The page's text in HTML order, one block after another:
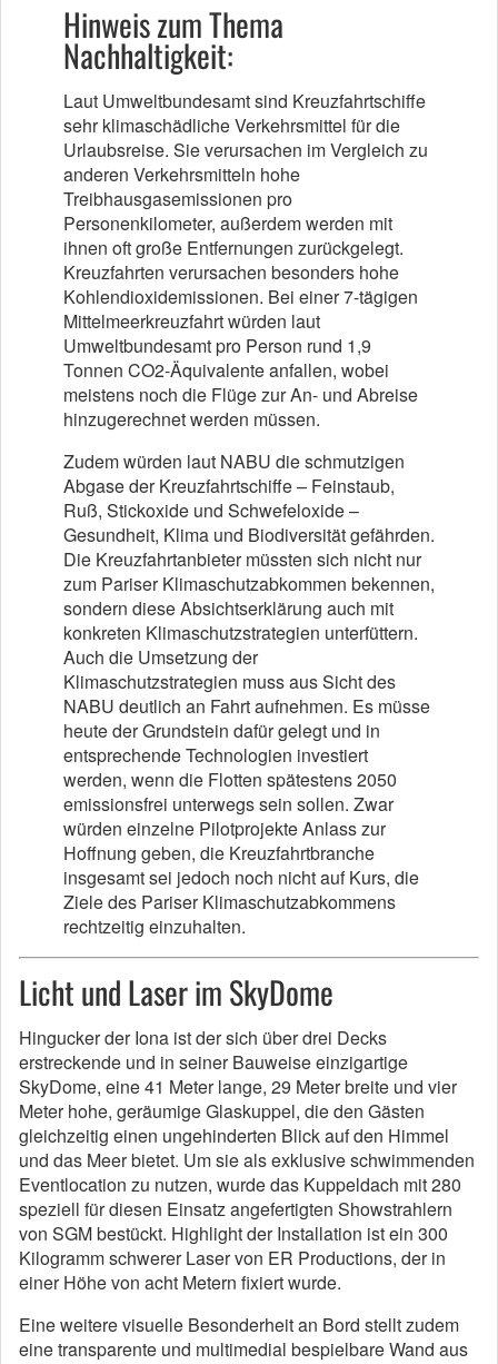
Hinweis zum Thema
Nachhaltigkeit:
Laut Umweltbundesamt sind Kreuzfahrtschiffe
sehr klimaschädliche Verkehrsmittel für die
Urlaubsreise. Sie verursachen im Vergleich zu
anderen Verkehrsmitteln hohe
Treibhausgasemissionen pro
⁠Personenkilometer⁠, außerdem werden mit
ihnen oft große Entfernungen zurückgelegt.
Kreuzfahrten verursachen besonders hohe
Kohlendioxidemissionen. Bei einer 7-tägigen
Mittelmeerkreuzfahrt würden laut
Umweltbundesamt pro Person rund 1,9
Tonnen CO2-Äquivalente anfallen, wobei
meistens noch die Flüge zur An- und Abreise
hinzugerechnet werden müssen.
Zudem würden laut NABU die schmutzigen
Abgase der Kreuzfahrtschiffe – Feinstaub,
Ruß, Stickoxide und Schwefeloxide –
Gesundheit, Klima und Biodiversität gefährden.
Die Kreuzfahrtanbieter müssten sich nicht nur
zum Pariser Klimaschutzabkommen bekennen,
sondern diese Absichtserklärung auch mit
konkreten Klimaschutzstrategien unterfüttern.
Auch die Umsetzung der
Klimaschutzstrategien muss aus Sicht des
NABU deutlich an Fahrt aufnehmen. Es müsse
heute der Grundstein dafür gelegt und in
entsprechende Technologien investiert
werden, wenn die Flotten spätestens 2050
emissionsfrei unterwegs sein sollen. Zwar
würden einzelne Pilotprojekte Anlass zur
Hoffnung geben, die Kreuzfahrtbranche
insgesamt sei jedoch noch nicht auf Kurs, die
Ziele des Pariser Klimaschutzabkommens
rechtzeitig einzuhalten.
Licht und Laser im SkyDome
Hingucker der Iona ist der sich über drei Decks
erstreckende und in seiner Bauweise einzigartige
SkyDome, eine 41 Meter lange, 29 Meter breite und vier
Meter hohe, geräumige Glaskuppel, die den Gästen
gleichzeitig einen ungehinderten Blick auf den Himmel
und das Meer bietet. Um sie als exklusive schwimmenden
Eventlocation zu nutzen, wurde das Kuppeldach mit 280
speziell für diesen Einsatz angefertigten Showstrahlern
von SGM bestückt. Highlight der Installation ist ein 300
Kilogramm schwerer Laser von ER Productions, der in
einer Höhe von acht Metern fixiert wurde.
Eine weitere visuelle Besonderheit an Bord stellt zudem
eine transparente und multimedial bespielbare Wand aus